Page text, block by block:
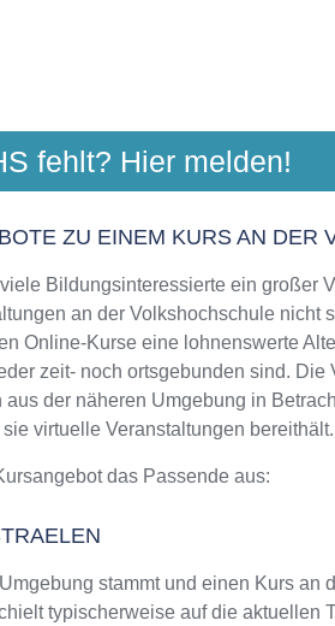
fehlt? Hier melden!
ZU EINEM KURS AN DER
Bildungsinteressierte ein großer
an der Volkshochschule nicht
Online-Kurse eine lohnenswerte
zeit- noch ortsgebunden sind. Die
der näheren Umgebung in
virtuelle Veranstaltungen bereithält.
das Passende aus:
stammt und einen Kurs an
typischerweise auf die aktuellen